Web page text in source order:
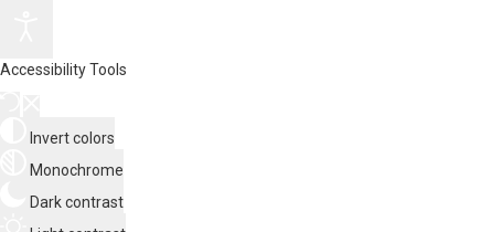
Accessibility Tools
Invert colors
Monochrome
Dark contrast